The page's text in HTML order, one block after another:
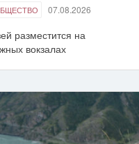
07.08.2026
разместится на
вокзалах